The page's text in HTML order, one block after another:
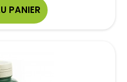
PANIER